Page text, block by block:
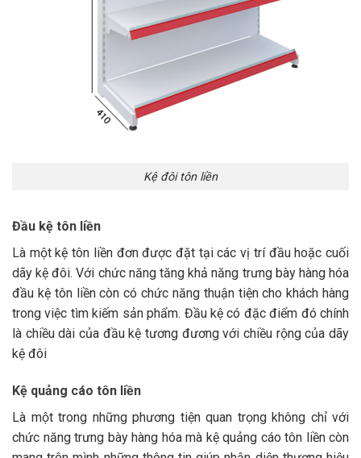
Kệ đôi tôn liền
Đầu kệ tôn liền
Là một kệ tôn liền đơn được đặt tại các vị trí đầu hoặc cuối
dãy kệ đôi. Với chức năng tăng khả năng trưng bày hàng hóa
đầu kệ tôn liền còn có chức năng thuận tiện cho khách hàng
trong việc tìm kiếm sản phẩm. Đầu kệ có đặc điểm đó chính
là chiều dài của đầu kệ tương đương với chiều rộng của dãy
kệ đôi
Kệ quảng cáo tôn liền
Là một trong những phương tiện quan trọng không chỉ với
chức năng trưng bày hàng hóa mà kệ quảng cáo tôn liền còn